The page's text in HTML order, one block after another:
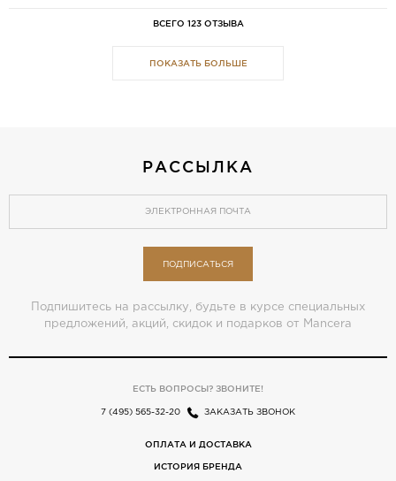
ВСЕГО 123 ОТЗЫВА
ПОКАЗАТЬ БОЛЬШЕ
РАССЫЛКА
ПОДПИСАТЬСЯ
Подпишитесь на рассылку, будьте в курсе специальных
предложений, акций, скидок и подарков от Mancera
ЕСТЬ ВОПРОСЫ? ЗВОНИТЕ!
7 (495) 565-32-20 ЗАКАЗАТЬ ЗВОНОК
ОПЛАТА И ДОСТАВКА
ИСТОРИЯ БРЕНДА